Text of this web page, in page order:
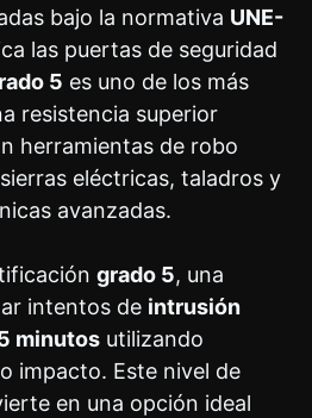
bajo la normativa UNE-
las puertas de seguridad
5 es uno de los más
resistencia superior
herramientas de robo
eléctricas, taladros y
avanzadas.
grado 5, una
intentos de intrusión
minutos utilizando
impacto. Este nivel de
en una opción ideal